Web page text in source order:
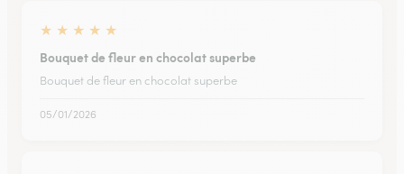
★ ★ ★ ★ ★
Bouquet de fleur en chocolat superbe
Bouquet de fleur en chocolat superbe
05/01/2026